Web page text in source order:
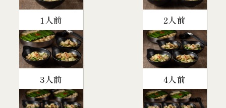
1人前 2人前
3人前 4人前